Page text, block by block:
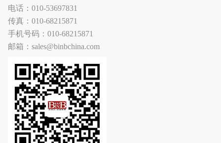
电话：010-53697831
传真：010-68215871
手机号码：010-68215871
邮箱：sales@binbchina.com